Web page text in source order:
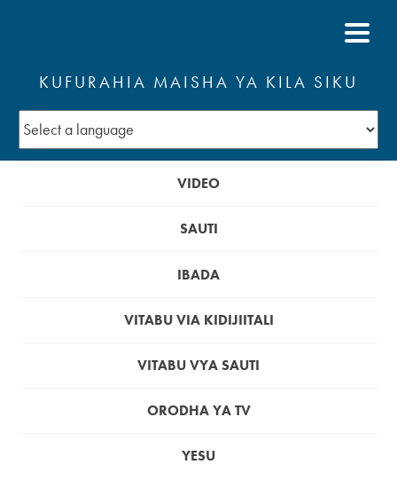
KUFURAHIA MAISHA YA KILA SIKU
VIDEO
SAUTI
IBADA
VITABU VIA KIDIJIITALI
VITABU VYA SAUTI
ORODHA YA TV
YESU